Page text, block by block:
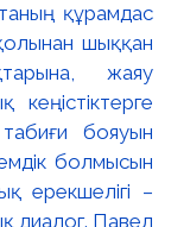
құрамдас
шыққан
жаяу
кеңістіктерге
бояуын
болмысын
ерекшелігі –
диалог. Павел